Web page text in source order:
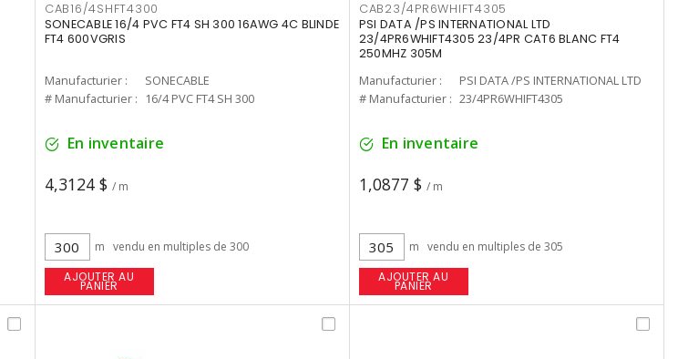
CAB16/4SHFT4300
SONECABLE 16/4 PVC FT4 SH 300 16AWG 4C BLINDE
FT4 600VGRIS
Manufacturier :
SONECABLE
# Manufacturier :
16/4 PVC FT4 SH 300
En inventaire
4,3124 $ / m
m vendu en multiples de 300
AJOUTER AU
PANIER
CAB23/4PR6WHIFT4305
PSI DATA /PS INTERNATIONAL LTD
23/4PR6WHIFT4305 23/4PR CAT6 BLANC FT4
250MHZ 305M
Manufacturier :
PSI DATA /PS INTERNATIONAL LTD
# Manufacturier : 23/4PR6WHIFT4305
En inventaire
1,0877 $ / m
m vendu en multiples de 305
AJOUTER AU
PANIER